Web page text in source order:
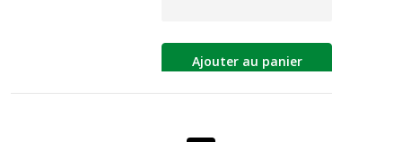
Ajouter au panier